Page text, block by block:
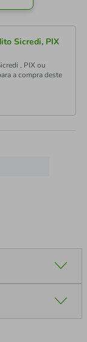
Sicredi, PIX
, PIX ou
a compra deste